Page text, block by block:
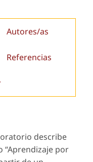
Autores/as
Referencias
describe
“Aprendizaje por